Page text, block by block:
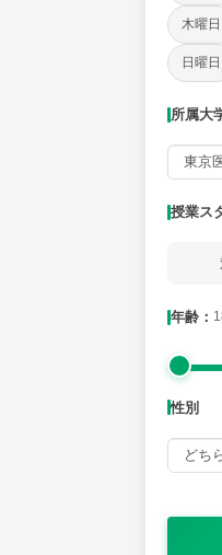
木曜日
日曜日
所属大
授業ス
年齢：
性別
授業可能日
火
所属大学